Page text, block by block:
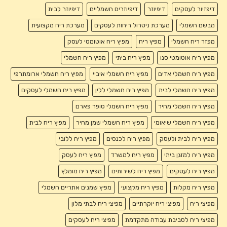
דיפזיור לעסקים דיפיוזר דיפיוזרים חשמליים דיפיוזר לבית
מבשם חשמלי מערכת ניטרול ריחות לעסקים מערכת ריח מקצועית
מפזר ריח חשמלי מפיץ ריח מפיץ ריח אוטומטי לעסק
מפיץ ריח אוטומטי סנו מפיץ ריח ביתי מפיץ ריח חשמלי
מפיץ ריח חשמלי אדים מפיץ ריח חשמלי איביי מפיץ ריח חשמלי ארומתרפי
מפיץ ריח חשמלי לבית מפיץ ריח חשמלי ללין מפיץ ריח חשמלי לעסקים
מפיץ ריח חשמלי מחיר מפיץ ריח חשמלי סופר פארם
מפיץ ריח חשמלי שיאומי מפיץ ריח חשמלי שמן מחיר מפיץ ריח לבית
מפיץ ריח לבית ולעסק מפיץ ריח לכנסים מפיץ ריח ללובי
מפיץ ריח למזגן ביתי מפיץ ריח למשרד מפיץ ריח לעסק
מפיץ ריח לעסקים מפיץ ריח לשירותים מפיץ ריח מומלץ
מפיץ ריח מקלות מפיץ ריח מקצועי מפיץ שמנים אתריים חשמלי
מפיצי ריח מפיצי ריח יוקרתיים מפיצי ריח לבתי מלון
מפיצי ריח לסביבת עבודה מתקדמת מפיצי ריח לעסקים